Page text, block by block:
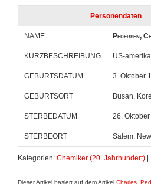
Personendaten
NAME Pedersen,
KURZBESCHREIBUNG US-
GEBURTSDATUM 3. Oktober
GEBURTSORT Busan,
STERBEDATUM 26.
STERBEORT Salem,
Kategorien: Chemiker (20. Jahrhundert)
Dieser Artikel basiert auf dem Artikel